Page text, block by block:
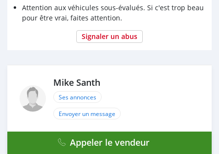
Attention aux véhicules sous-évalués. Si c'est trop beau
pour être vrai, faites attention.
Signaler un abus
Mike Santh
Ses annonces
Envoyer un message
Appeler le vendeur